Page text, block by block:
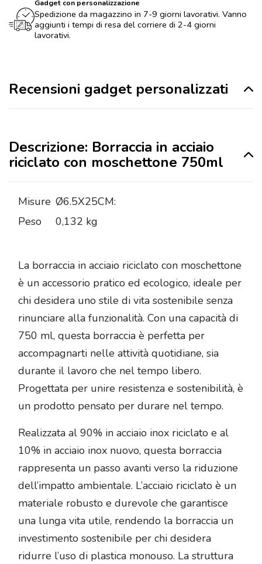
Gadget con personalizzazione
Spedizione da magazzino in 7-9 giorni lavorativi. Vanno
aggiunti i tempi di resa del corriere di 2-4 giorni
lavorativi.
Recensioni gadget personalizzati
Descrizione: Borraccia in acciaio
riciclato con moschettone 750ml
Misure Ø6.5X25CM:
Peso
0,132 kg
La borraccia in acciaio riciclato con moschettone
è un accessorio pratico ed ecologico, ideale per
chi desidera uno stile di vita sostenibile senza
rinunciare alla funzionalità. Con una capacità di
750 ml, questa borraccia è perfetta per
accompagnarti nelle attività quotidiane, sia
durante il lavoro che nel tempo libero.
Progettata per unire resistenza e sostenibilità, è
un prodotto pensato per durare nel tempo.
Realizzata al 90% in acciaio inox riciclato e al
10% in acciaio inox nuovo, questa borraccia
rappresenta un passo avanti verso la riduzione
dell’impatto ambientale. L’acciaio riciclato è un
materiale robusto e durevole che garantisce
una lunga vita utile, rendendo la borraccia un
investimento sostenibile per chi desidera
ridurre l’uso di plastica monouso. La struttura